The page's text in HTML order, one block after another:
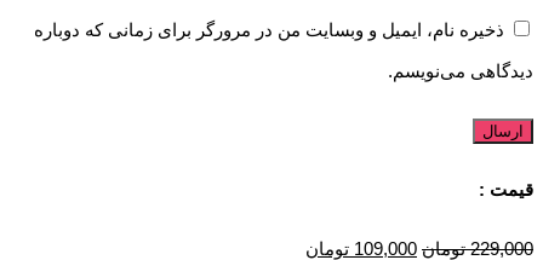
ذخیره نام، ایمیل و وبسایت من در مرورگر برای زمانی که دوباره
دیدگاهی می‌نویسم.
قیمت :
229,000 تومان 109,000 تومان